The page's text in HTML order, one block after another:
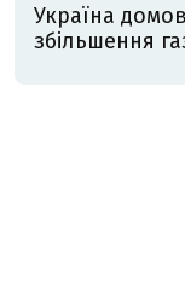
Україна
збільшення